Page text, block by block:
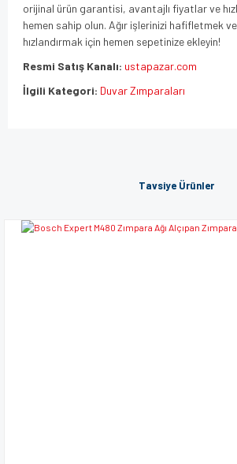
orijinal ürün garantisi, avantajlı fiyatlar ve
hemen sahip olun. Ağır işlerinizi hafifletmek
hızlandırmak için hemen sepetinize ekleyin!
Resmi Satış Kanalı: ustapazar.com
İlgili Kategori: Duvar Zımparaları
Bu ürüne ilk yorumu siz yapın!
Yorum Yaz
kullanarak tarafımıza iletebilirsiniz.
Tavsiye Ürünler